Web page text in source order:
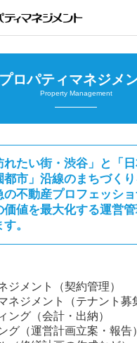
プロパティマネジメ
Property Management
れたい街・渋谷」と「
都市」沿線のまちづく
の不動産プロフェッショ
価値を最大化する運営
。
ジメント（契約管理）
ネジメント（テナント募
ング（会計・出納）
グ（運営計画立案・報告）